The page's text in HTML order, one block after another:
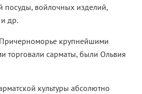
посуды, войлочных изделий,
и др.
крупнейшими
торговали сарматы, были Ольвия
культуры абсолютно